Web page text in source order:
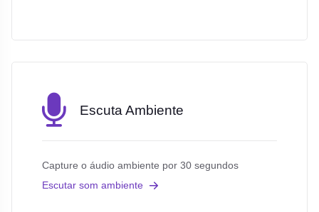
Escuta Ambiente
Capture o áudio ambiente por 30 segundos
Escutar som ambiente